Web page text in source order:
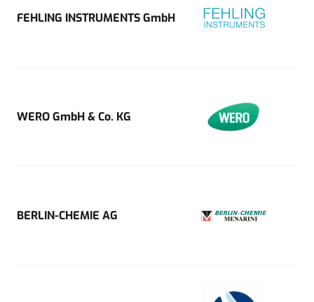
FEHLING INSTRUMENTS GmbH
WERO GmbH & Co. KG
BERLIN-CHEMIE AG